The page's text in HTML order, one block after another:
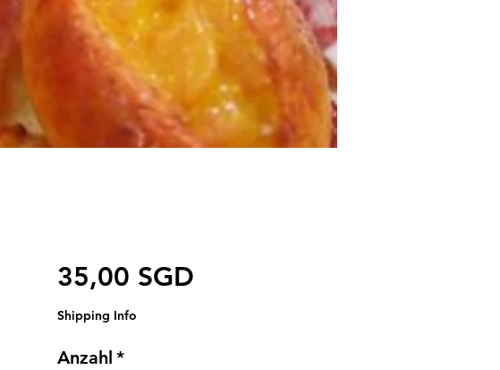
35,00 SGDPreis
Shipping Info
Anzahl *